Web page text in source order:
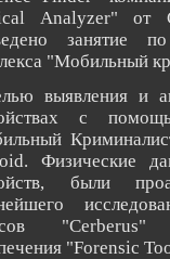
Analyzer" от
занятие
"Мобильный
выявления и
с
Физические
были
"Cerberus"
"Forensic